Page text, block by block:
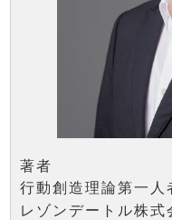
著者
行動創造理論第一人
レゾンデートル株式